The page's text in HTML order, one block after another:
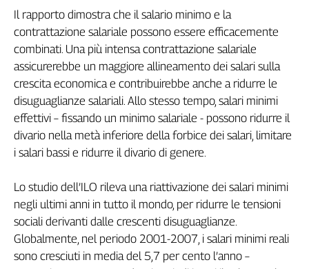
Contatti
redazione
Newsletter
Social
Il rapporto dimostra che il salario minimo e la
contrattazione salariale possono essere efficacemente
combinati. Una più intensa contrattazione salariale
assicurerebbe un maggiore allineamento dei salari sulla
crescita economica e contribuirebbe anche a ridurre le
disuguaglianze salariali. Allo stesso tempo, salari minimi
effettivi – fissando un minimo salariale - possono ridurre il
divario nella metà inferiore della forbice dei salari, limitare
i salari bassi e ridurre il divario di genere.
Lo studio dell’ILO rileva una riattivazione dei salari minimi
negli ultimi anni in tutto il mondo, per ridurre le tensioni
sociali derivanti dalle crescenti disuguaglianze.
Globalmente, nel periodo 2001-2007, i salari minimi reali
sono cresciuti in media del 5,7 per cento l’anno –